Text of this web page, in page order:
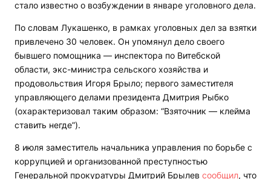
стало известно о возбуждении в январе уголовного дела.
По словам Лукашенко, в рамках уголовных дел за взятки
привлечено 30 человек. Он упомянул дело своего
бывшего помощника — инспектора по Витебской
области, экс-министра сельского хозяйства и
продовольствия Игоря Брыло; первого заместителя
управляющего делами президента Дмитрия Рыбко
(охарактеризовал таким образом: “Взяточник — клейма
ставить негде”).
8 июля заместитель начальника управления по борьбе с
коррупцией и организованной преступностью
Генеральной прокуратуры Дмитрий Брылев сообщил, что